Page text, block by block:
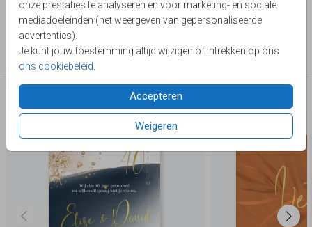
onze prestaties te analyseren en voor marketing- en sociale
mediadoeleinden (het weergeven van gepersonaliseerde
advertenties).
Je kunt jouw toestemming altijd wijzigen of intrekken op ons
ons cookiebeleid
Accepteren
Weigeren
Lievez
Collectie
40 jaar getrouwd
Deze producten zijn wellicht ook iets voor je